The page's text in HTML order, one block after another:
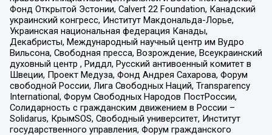
Фонд Открытой Эстонии, Calvert 22 Foundation, Канадский
украинский конгресс, Институт Макдональда-Лорье,
Украинская национальная федерация Канады,
Декабристы, Международный научный центр им Вудро
Вильсона, Свободная пресса, Возрождение, Всеукраинский
духовный центр , Риддл, Русский антивоенный комитет в
Швеции, Проект Медуза, Фонд Андрея Сахарова, Форум
свободной России, Лига Свободных Наций, Transparеncy
International, Форум Свободных Народов ПостРоссии,
Солидарность с гражданским движением в России –
Solidarus, КрымSOS, Свободный университет, Институт
государственного управления, Форум гражданского